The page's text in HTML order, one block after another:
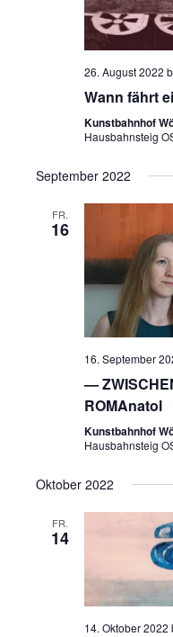
26. August 2022
Wann fährt
Kunstbahnhof
Hausbahnsteig
September 2022
FR.
16
16. September
—
ROMAnatol
Kunstbahnhof
Hausbahnsteig
Oktober 2022
FR.
14
14. Oktober 2022